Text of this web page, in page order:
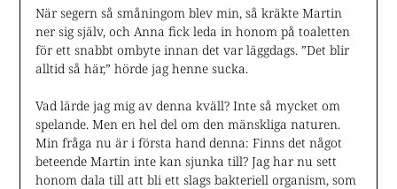
När segern så småningom blev min, så kräkte Martin
ner sig själv, och Anna fick leda in honom på toaletten
för ett snabbt ombyte innan det var läggdags. ”Det blir
alltid så här,” hörde jag henne sucka.
Vad lärde jag mig av denna kväll? Inte så mycket om
spelande. Men en hel del om den mänskliga naturen.
Min fråga nu är i första hand denna: Finns det något
beteende Martin inte kan sjunka till? Jag har nu sett
honom dala till att bli ett slags bakteriell organism, som